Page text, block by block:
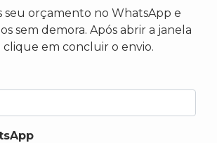
seu orçamento no WhatsApp e
sem demora. Após abrir a janela
em concluir o envio.